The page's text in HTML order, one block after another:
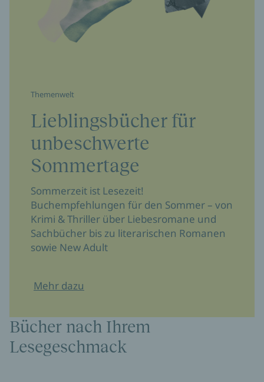
Themenwelt
Lieblingsbücher für
unbeschwerte
Sommertage
Sommerzeit ist Lesezeit!
Buchempfehlungen für den Sommer – von
Krimi & Thriller über Liebesromane und
Sachbücher bis zu literarischen Romanen
sowie New Adult
Mehr dazu
Bücher nach Ihrem
Lesegeschmack